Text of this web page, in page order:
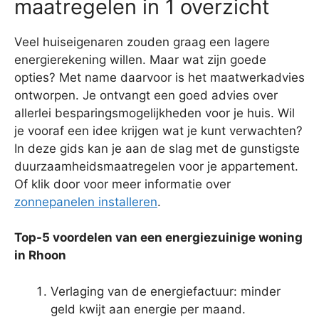
maatregelen in 1 overzicht
Veel huiseigenaren zouden graag een lagere
energierekening willen. Maar wat zijn goede
opties? Met name daarvoor is het maatwerkadvies
ontworpen. Je ontvangt een goed advies over
allerlei besparingsmogelijkheden voor je huis. Wil
je vooraf een idee krijgen wat je kunt verwachten?
In deze gids kan je aan de slag met de gunstigste
duurzaamheidsmaatregelen voor je appartement.
Of klik door voor meer informatie over
zonnepanelen installeren.
Top-5 voordelen van een energiezuinige woning
in Rhoon
Verlaging van de energiefactuur: minder
geld kwijt aan energie per maand.